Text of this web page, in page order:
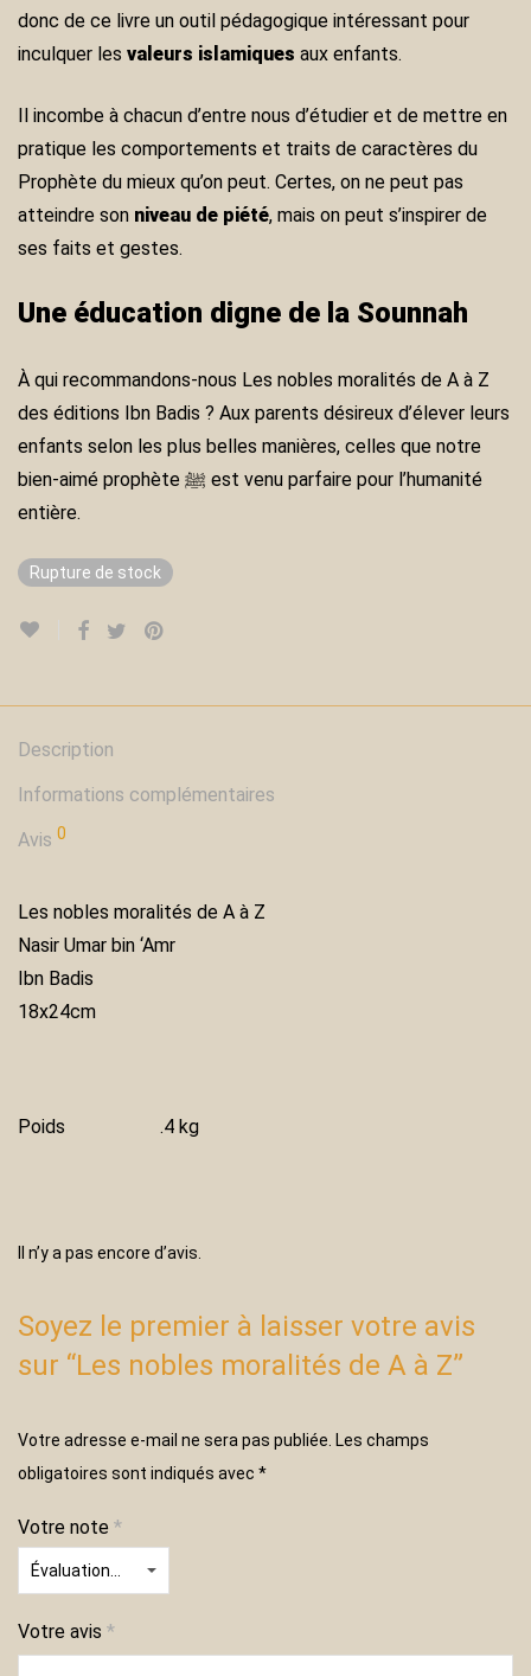
donc de ce livre un outil pédagogique intéressant pour
inculquer les valeurs islamiques aux enfants.
Il incombe à chacun d’entre nous d’étudier et de mettre en
pratique les comportements et traits de caractères du
Prophète du mieux qu’on peut. Certes, on ne peut pas
atteindre son niveau de piété, mais on peut s’inspirer de
ses faits et gestes.
Une éducation digne de la Sounnah
À qui recommandons-nous Les nobles moralités de A à Z
des éditions Ibn Badis ? Aux parents désireux d’élever leurs
enfants selon les plus belles manières, celles que notre
bien-aimé prophète ﷺ est venu parfaire pour l’humanité
entière.
Rupture de stock
Description
Informations complémentaires
Avis 0
Les nobles moralités de A à Z
Nasir Umar bin ‘Amr
Ibn Badis
18x24cm
Poids .4 kg
Il n’y a pas encore d’avis.
Soyez le premier à laisser votre avis
sur “Les nobles moralités de A à Z”
Votre adresse e-mail ne sera pas publiée. Les champs
obligatoires sont indiqués avec *
Votre note *
Votre avis *